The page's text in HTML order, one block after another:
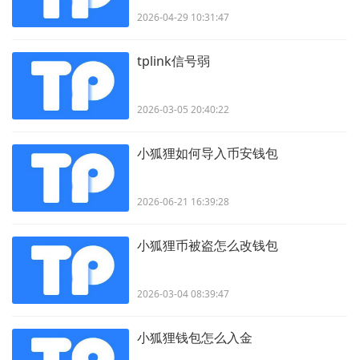
2026-04-29 10:31:47
tplink信号弱
2026-03-05 20:40:22
小狐狸如何导入币安钱包
2026-06-21 16:39:28
小狐狸币被盗怎么改钱包
2026-03-04 08:39:47
小狐狸钱包怎么入金